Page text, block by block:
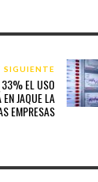
SIGUIENTE
33% EL USO
JAQUE LA
EMPRESAS